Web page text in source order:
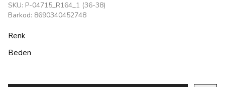
SKU: P-04715_R164_1 (36-38)
Barkod: 8690340452748
Renk
Beden